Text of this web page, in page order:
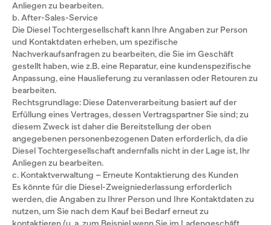
Anliegen zu bearbeiten.
b. After-Sales-Service
Die Diesel Tochtergesellschaft kann Ihre Angaben zur Person
und Kontaktdaten erheben, um spezifische
Nachverkaufsanfragen zu bearbeiten, die Sie im Geschäft
gestellt haben, wie z.B. eine Reparatur, eine kundenspezifische
Anpassung, eine Hauslieferung zu veranlassen oder Retouren zu
bearbeiten.
Rechtsgrundlage: Diese Datenverarbeitung basiert auf der
Erfüllung eines Vertrages, dessen Vertragspartner Sie sind; zu
diesem Zweck ist daher die Bereitstellung der oben
angegebenen personenbezogenen Daten erforderlich, da die
Diesel Tochtergesellschaft andernfalls nicht in der Lage ist, Ihr
Anliegen zu bearbeiten.
c. Kontaktverwaltung – Erneute Kontaktierung des Kunden
Es könnte für die Diesel-Zweigniederlassung erforderlich
werden, die Angaben zu Ihrer Person und Ihre Kontaktdaten zu
nutzen, um Sie nach dem Kauf bei Bedarf erneut zu